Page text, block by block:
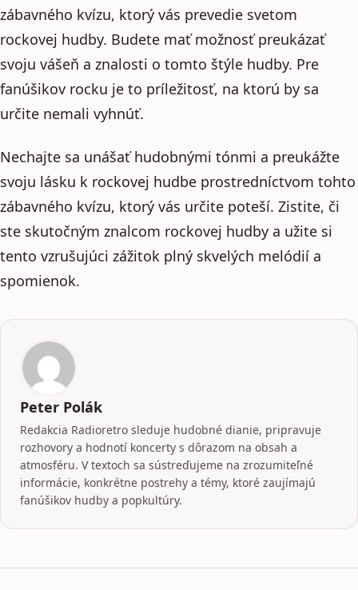
zábavného kvízu, ktorý vás prevedie svetom
rockovej hudby. Budete mať možnosť preukázať
svoju vášeň a znalosti o tomto štýle hudby. Pre
fanúšikov rocku je to príležitosť, na ktorú by sa
určite nemali vyhnúť.
Nechajte sa unášať hudobnými tónmi a preukážte
svoju lásku k rockovej hudbe prostredníctvom tohto
zábavného kvízu, ktorý vás určite poteší. Zistite, či
ste skutočným znalcom rockovej hudby a užite si
tento vzrušujúci zážitok plný skvelých melódií a
spomienok.
Peter Polák
Redakcia Radioretro sleduje hudobné dianie, pripravuje
rozhovory a hodnotí koncerty s dôrazom na obsah a
atmosféru. V textoch sa sústreďujeme na zrozumiteľné
informácie, konkrétne postrehy a témy, ktoré zaujímajú
fanúšikov hudby a popkultúry.